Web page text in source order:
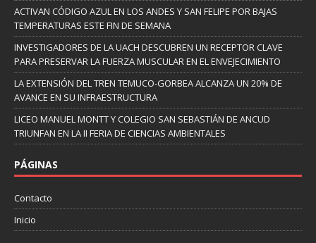
ACTIVAN CÓDIGO AZUL EN LOS ANDES Y SAN FELIPE POR BAJAS
TEMPERATURAS ESTE FIN DE SEMANA
INVESTIGADORES DE LA UACH DESCUBREN UN RECEPTOR CLAVE
PARA PRESERVAR LA FUERZA MUSCULAR EN EL ENVEJECIMIENTO
LA EXTENSIÓN DEL TREN TEMUCO-GORBEA ALCANZA UN 20% DE
AVANCE EN SU INFRAESTRUCTURA
LICEO MANUEL MONTT Y COLEGIO SAN SEBASTIÁN DE ANCUD
TRIUNFAN EN LA II FERIA DE CIENCIAS AMBIENTALES
PÁGINAS
Contacto
Inicio